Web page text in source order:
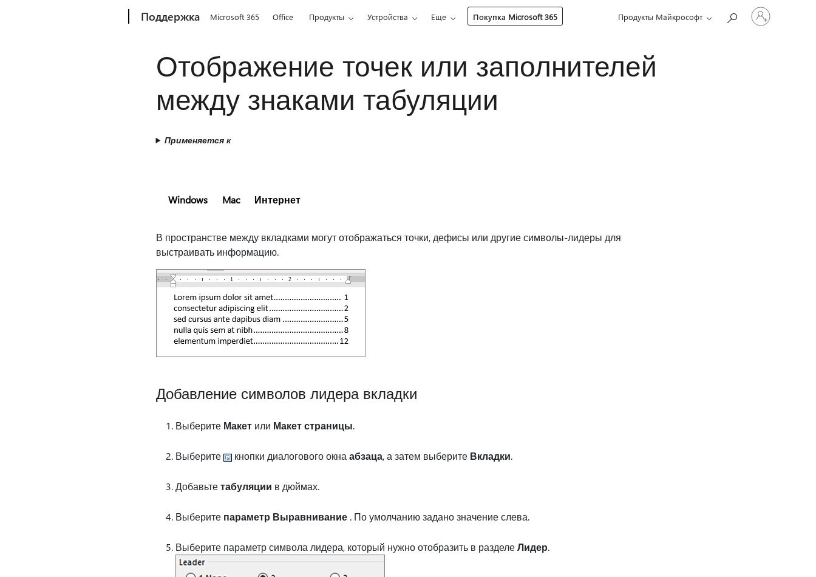
Поддержка Microsoft 365 Office Продукты Устройства Еще Покупка Microsoft 365 Продукты Майкрософт
Войдите
учетную
Отображение точек или заполнителей
между знаками табуляции
Применяется к
Windows Mac Интернет
В пространстве между вкладками могут отображаться точки, дефисы или другие символы-лидеры для
выстраивать информацию.
Добавление символов лидера вкладки
Выберите Макетили Макет страницы.
Выберите кнопки диалогового окна абзаца, а затем выберите Вкладки.
Добавьтетабуляции в дюймах.
Выберите параметр Выравнивание. По умолчанию задано значение слева.
Выберите параметр символа лидера, который нужно отобразить в разделеЛидер.